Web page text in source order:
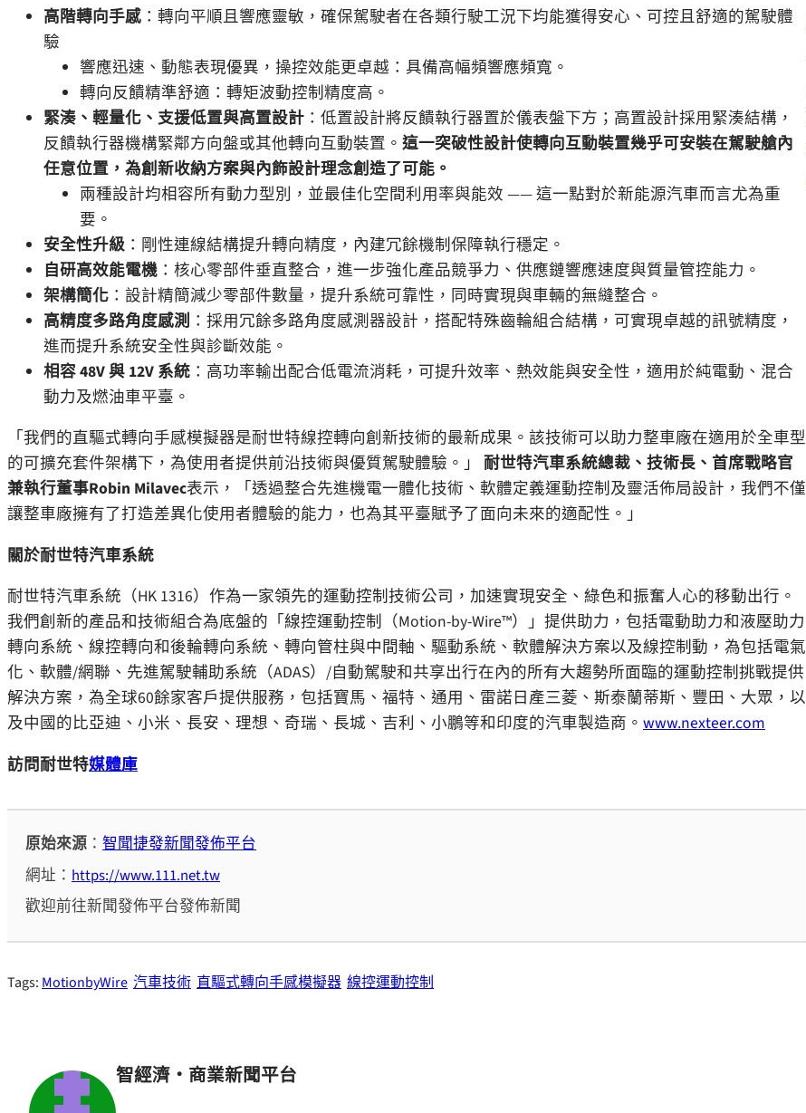
高階轉向手感 ：轉向平順且響應靈敏，確保駕駛者在各類行駛工況下均能獲得安心、可控且舒適的駕駛體
驗
響應迅速、動態表現優異，操控效能更卓越：具備高幅頻響應頻寬。
轉向反饋精準舒適：轉矩波動控制精度高。
緊湊、輕量化、支援低置與高置設計 ：低置設計將反饋執行器置於儀表盤下方；高置設計採用緊湊結構，
反饋執行器機構緊鄰方向盤或其他轉向互動裝置。 這一突破性設計使轉向互動裝置幾乎可安裝在駕駛艙內
任意位置，為創新收納方案與內飾設計理念創造了可能。
兩種設計均相容所有動力型別，並最佳化空間利用率與能效 —— 這一點對於新能源汽車而言尤為重
要。
安全性升級 ：剛性連線結構提升轉向精度，內建冗餘機制保障執行穩定。
自研高效能電機 ：核心零部件垂直整合，進一步強化產品競爭力、供應鏈響應速度與質量管控能力。
架構簡化 ：設計精簡減少零部件數量，提升系統可靠性，同時實現與車輛的無縫整合。
高精度多路角度感測 ：採用冗餘多路角度感測器設計，搭配特殊齒輪組合結構，可實現卓越的訊號精度，
進而提升系統安全性與診斷效能。
相容48V 與 12V 系統 ：高功率輸出配合低電流消耗，可提升效率、熱效能與安全性，適用於純電動、混合
動力及燃油車平臺。
「我們的直驅式轉向手感模擬器是耐世特線控轉向創新技術的最新成果。該技術可以助力整車廠在適用於全車型
的可擴充套件架構下，為使用者提供前沿技術與優質駕駛體驗。」 耐世特汽車系統總裁、技術長、首席戰略官
兼執行董事Robin Milavec表示，「透過整合先進機電一體化技術、軟體定義運動控制及靈活佈局設計，我們不僅
讓整車廠擁有了打造差異化使用者體驗的能力，也為其平臺賦予了面向未來的適配性。」
關於耐世特汽車系統
耐世特汽車系統（HK 1316）作為一家領先的運動控制技術公司，加速實現安全、綠色和振奮人心的移動出行。
我們創新的產品和技術組合為底盤的「線控運動控制（Motion-by-Wire™）」提供助力，包括電動助力和液壓助力
轉向系統、線控轉向和後輪轉向系統、轉向管柱與中間軸、驅動系統、軟體解決方案以及線控制動，為包括電氣
化、軟體/網聯、先進駕駛輔助系統（ADAS）/自動駕駛和共享出行在內的所有大趨勢所面臨的運動控制挑戰提供
解決方案，為全球60餘家客戶提供服務，包括寶馬、福特、通用、雷諾日產三菱、斯泰蘭蒂斯、豐田、大眾，以
及中國的比亞迪、小米、長安、理想、奇瑞、長城、吉利、小鵬等和印度的汽車製造商。 www.nexteer.com
訪問耐世特媒體庫
原始來源 ：智聞捷發新聞發佈平台
網址： https://www.111.net.tw
歡迎前往新聞發佈平台發佈新聞
Tags: MotionbyWire 汽車技術 直驅式轉向手感模擬器 線控運動控制
智經濟・商業新聞平台